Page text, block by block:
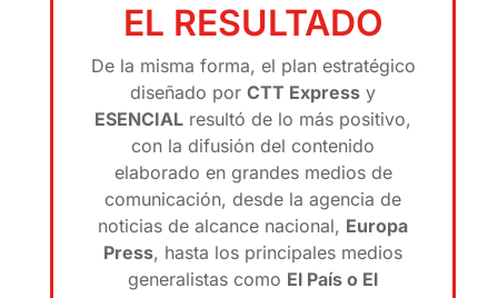
EL RESULTADO
De la misma forma, el plan estratégico
diseñado porCTT Express y
ESENCIAL resultó de lo más positivo,
con la difusión del contenido
elaborado en grandes medios de
comunicación, desde la agencia de
noticias de alcance nacional, Europa
Press, hasta los principales medios
generalistas como El País o El